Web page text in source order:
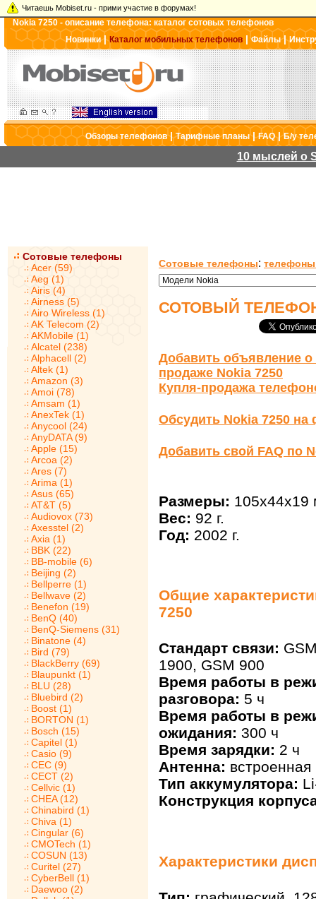
Читаешь Mobiset.ru - прими участие в форумах!
Nokia 7250 - описание телефона: каталог сотовых телефонов
Новинки|Каталог мобильных телефонов |Файлы|
Обзоры телефонов|Тарифные планы|FAQ|Б/у
10 мыслей о
Сотовые телефоны
Acer (59)
Aeg (1)
Airis (4)
Airness (5)
Airo Wireless (1)
AK Telecom (2)
AKMobile (1)
Alcatel (238)
Alphacell (2)
Altek (1)
Amazon (3)
Amoi (78)
Amsam (1)
AnexTek (1)
Anycool (24)
AnyDATA (9)
Apple (15)
Arcoa (2)
Ares (7)
Arima (1)
Asus (65)
AT&T (5)
Audiovox (73)
Axesstel (2)
Axia (1)
BBK (22)
BB-mobile (6)
Beijing (2)
Bellperre (1)
Bellwave (2)
Benefon (19)
BenQ (40)
BenQ-Siemens (31)
Binatone (4)
Bird (79)
BlackBerry (69)
Blaupunkt (1)
BLU (28)
Bluebird (2)
Boost (1)
BORTON (1)
Bosch (15)
Capitel (1)
Casio (9)
CEC (9)
CECT (2)
Cellvic (1)
CHEA (12)
Chinabird (1)
Chiva (1)
Cingular (6)
CMOTech (1)
COSUN (13)
Curitel (27)
CyberBell (1)
Daewoo (2)
Сотовые телефоны:
СОТОВЫЙ ТЕЛЕФОН
Добавить объявление о
продаже Nokia 7250
Купля-продажа
Обсудить Nokia 7250 на
Добавить свой FAQ по
Размеры: 105x44x19
Вес: 92 г.
Год: 2002 г.
Общие
7250
Стандарт связи:
1900, GSM 900
Время работы в
разговора: 5 ч
Время работы в
ожидания: 300 ч
Время зарядки: 2 ч
Антенна: встроенная
Тип аккумулятора:
Конструкция
Характеристики